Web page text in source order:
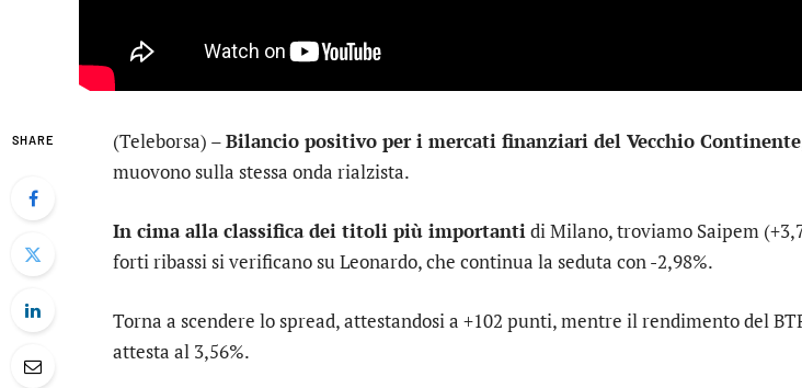
SHARE (Teleborsa) –Bilancio positivo per i mercati finanziari del Vecchio Continente
muovono sulla stessa onda rialzista.
In cima alla classifica dei titoli più importantidi Milano, troviamo Saipem
forti ribassi si verificano suLeonardo, che continua la seduta con -2,98%.
Torna a scendere lospread, attestandosi a +102 punti, mentre il rendimento del
attesta al 3,56%.